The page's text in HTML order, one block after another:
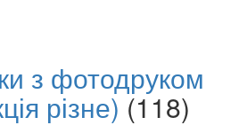
з фотодруком
різне) (118)